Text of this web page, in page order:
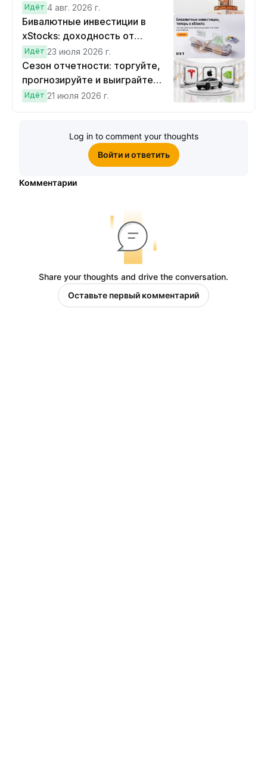
Идёт 4 авг. 2026 г.
Бивалютные инвестиции в
xStocks: доходность от
прогнозов
Идёт 23 июля 2026 г.
Сезон отчетности: торгуйте,
прогнозируйте и выиграйте
Cybertruck!
Идёт 21 июля 2026 г.
Log in to comment your thoughts
Войти и ответить
Комментарии
Share your thoughts and drive the conversation.
Оставьте первый комментарий